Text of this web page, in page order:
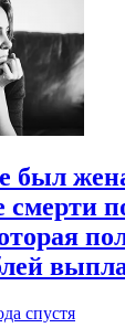
был
спустя